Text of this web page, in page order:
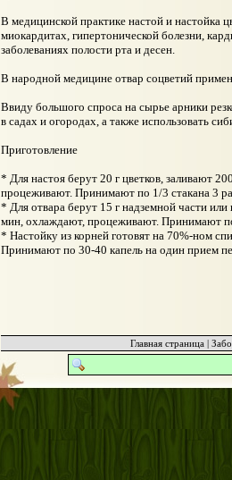
В медицинской практике настой и настойка
миокардитах, гипертонической болезни,
заболеваниях полости рта и десен.
В народной медицине отвар соцветий
Ввиду большого спроса на сырье арники
в садах и огородах, а также использовать
Приготовление
* Для настоя берут 20 г цветков, заливают
процеживают. Принимают по 1/3 стакана 3
* Для отвара берут 15 г надземной части
мин, охлаждают, процеживают. Принимают
* Настойку из корней готовят на 70%-ном
Принимают по 30-40 капель на один прием
Главная страница|